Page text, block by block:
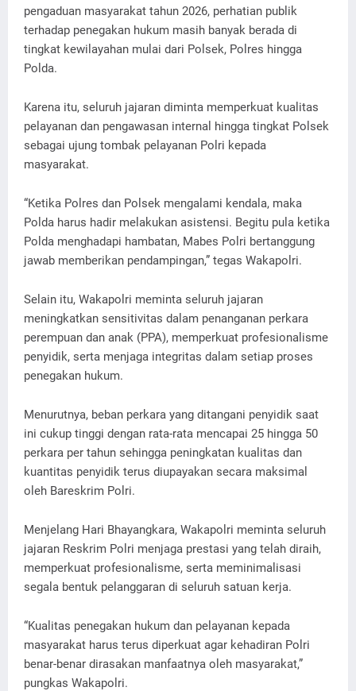
pengaduan masyarakat tahun 2026, perhatian publik
terhadap penegakan hukum masih banyak berada di
tingkat kewilayahan mulai dari Polsek, Polres hingga
Polda.
Karena itu, seluruh jajaran diminta memperkuat kualitas
pelayanan dan pengawasan internal hingga tingkat Polsek
sebagai ujung tombak pelayanan Polri kepada
masyarakat.
“Ketika Polres dan Polsek mengalami kendala, maka
Polda harus hadir melakukan asistensi. Begitu pula ketika
Polda menghadapi hambatan, Mabes Polri bertanggung
jawab memberikan pendampingan,” tegas Wakapolri.
Selain itu, Wakapolri meminta seluruh jajaran
meningkatkan sensitivitas dalam penanganan perkara
perempuan dan anak (PPA), memperkuat profesionalisme
penyidik, serta menjaga integritas dalam setiap proses
penegakan hukum.
Menurutnya, beban perkara yang ditangani penyidik saat
ini cukup tinggi dengan rata-rata mencapai 25 hingga 50
perkara per tahun sehingga peningkatan kualitas dan
kuantitas penyidik terus diupayakan secara maksimal
oleh Bareskrim Polri.
Menjelang Hari Bhayangkara, Wakapolri meminta seluruh
jajaran Reskrim Polri menjaga prestasi yang telah diraih,
memperkuat profesionalisme, serta meminimalisasi
segala bentuk pelanggaran di seluruh satuan kerja.
“Kualitas penegakan hukum dan pelayanan kepada
masyarakat harus terus diperkuat agar kehadiran Polri
benar-benar dirasakan manfaatnya oleh masyarakat,”
pungkas Wakapolri.